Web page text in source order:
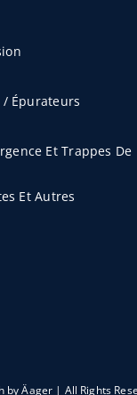
/ Épurateurs
Et Trappes De
Et Autres
byÄager | All Rights